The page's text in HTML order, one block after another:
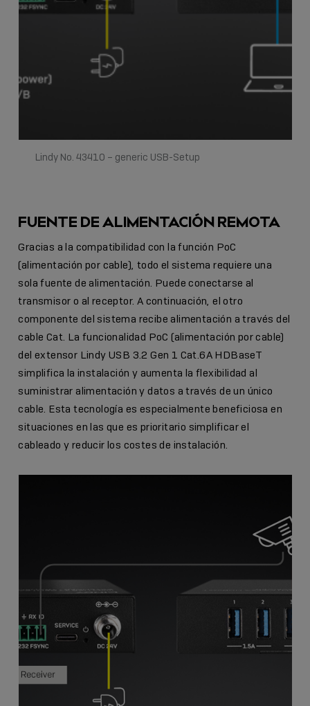
Lindy No. 43410 – generic USB-Setup
FUENTE DE ALIMENTACIÓN REMOTA
Gracias a la compatibilidad con la función PoC
(alimentación por cable), todo el sistema requiere una
sola fuente de alimentación. Puede conectarse al
transmisor o al receptor. A continuación, el otro
componente del sistema recibe alimentación a través del
cable Cat. La funcionalidad PoC (alimentación por cable)
del extensor Lindy USB 3.2 Gen 1 Cat.6A HDBaseT
simplifica la instalación y aumenta la flexibilidad al
suministrar alimentación y datos a través de un único
cable. Esta tecnología es especialmente beneficiosa en
situaciones en las que es prioritario simplificar el
cableado y reducir los costes de instalación.